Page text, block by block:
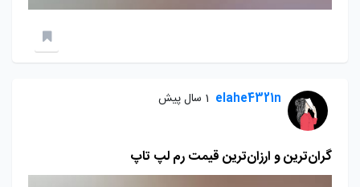
elahe4321n 1 سال پیش
گران‌ترین و ارزان‌ترین قیمت رم‌ لپ تاپ